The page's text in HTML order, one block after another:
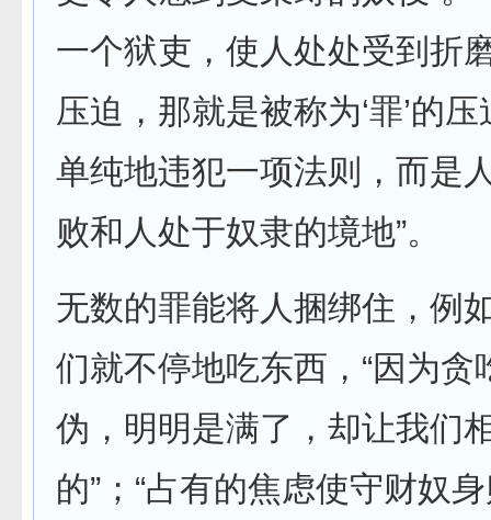
一个狱吏，使人处处受到折
压迫，那就是被称为‘罪’的
单纯地违犯一项法则，而是
败和人处于奴隶的境地”。
无数的罪能将人捆绑住，例
们就不停地吃东西，“因为贪
伪，明明是满了，却让我们
的”；“占有的焦虑使守财奴